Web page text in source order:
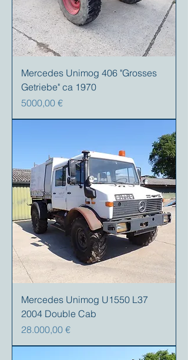
Mercedes Unimog 406 "Grosses
Getriebe" ca 1970
Prezzo
5000,00 €
Mercedes Unimog U1550 L37
2004 Double Cab
Prezzo
28.000,00 €